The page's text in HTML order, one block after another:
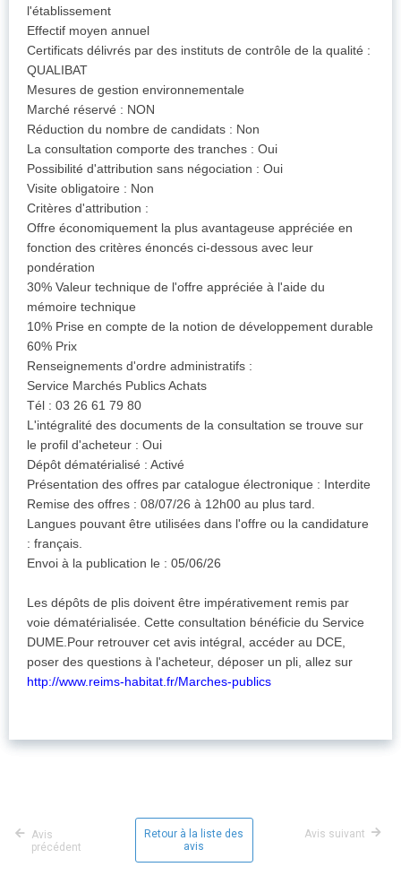
l'établissement
Effectif moyen annuel
Certificats délivrés par des instituts de contrôle de la qualité :
QUALIBAT
Mesures de gestion environnementale
Marché réservé : NON
Réduction du nombre de candidats : Non
La consultation comporte des tranches : Oui
Possibilité d'attribution sans négociation : Oui
Visite obligatoire : Non
Critères d'attribution :
Offre économiquement la plus avantageuse appréciée en
fonction des critères énoncés ci-dessous avec leur
pondération
30% Valeur technique de l'offre appréciée à l'aide du
mémoire technique
10% Prise en compte de la notion de développement durable
60% Prix
Renseignements d'ordre administratifs :
Service Marchés Publics Achats
Tél : 03 26 61 79 80
L'intégralité des documents de la consultation se trouve sur
le profil d'acheteur : Oui
Dépôt dématérialisé : Activé
Présentation des offres par catalogue électronique : Interdite
Remise des offres : 08/07/26 à 12h00 au plus tard.
Langues pouvant être utilisées dans l'offre ou la candidature
: français.
Envoi à la publication le : 05/06/26
Les dépôts de plis doivent être impérativement remis par
voie dématérialisée. Cette consultation bénéficie du Service
DUME.Pour retrouver cet avis intégral, accéder au DCE,
poser des questions à l'acheteur, déposer un pli, allez sur
http://www.reims-habitat.fr/Marches-publics
Avis
précédent
Retour à la liste des
avis
Avis suivant